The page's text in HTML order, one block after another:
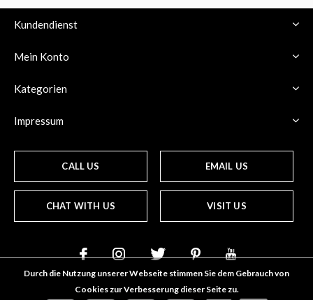
Kundendienst
Mein Konto
Kategorien
Impressum
CALL US EMAIL US
CHAT WITH US VISIT US
Durch die Nutzung unserer Webseite stimmen Sie dem Gebrauch von
Cookies zur Verbesserung dieser Seite zu.